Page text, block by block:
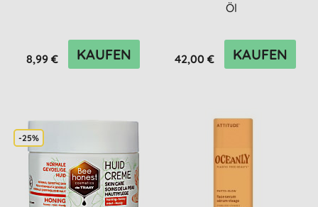
8,99 € KAUFEN
Öl
42,00 € KAUFEN
-25%